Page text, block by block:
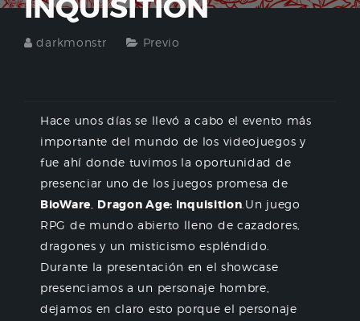
INQUISITION
darkmonstr Previo
Hace unos días se llevó a cabo el evento más
importante del mundo de los videojuegos y
fue ahí donde tuvimos la oportunidad de
presenciar uno de los juegos promesa de
BioWare Dragon Age: Inquisition .Un juego
RPG de mundo abierto lleno de cazadores,
dragones y un misticismo espléndido.
Durante la presentación en el showcase
presenciamos a un personaje hombre,
dejamos en claro esto porque el personaje